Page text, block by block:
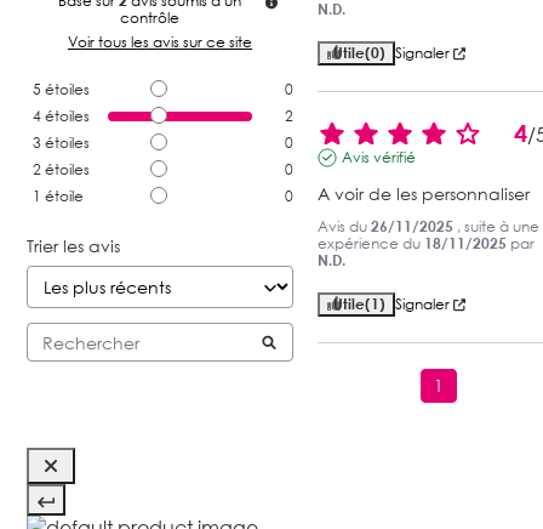
contrôle
Voir tous les avis sur ce site
5 étoiles
0
4 étoiles
2
3 étoiles
0
2 étoiles
0
1 étoile 0
Trier les avis
N.D.
Utile(0) Signaler
4/
Avis vérifié
A voir de les personnaliser
Avis du 26/11/2025 , suite à une
expérience du 18/11/2025 par
N.D.
Utile(1) Signaler
1